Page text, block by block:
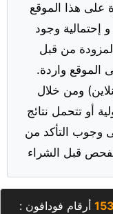
على هذا الموقع
إحتمالية وجود
من قبل
الموقع واردة.
ومن خلال
أو تتحمل نتائج
وجوب التأكد من
أرقام فودافون :